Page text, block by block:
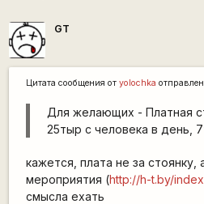
GT
Цитата сообщения от yolochka
Для желающих - Платная
25тыр с человека в день,
кажется, плата не за стоянку,
мероприятия (http://h-t.by/
смысла ехать